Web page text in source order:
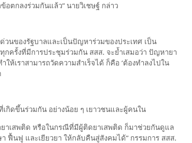
ตกลงร่วมกันแล้ว” นายวิเชษฐ์ กล่าว
วนของรัฐบาลและเป็นปัญหาร่วมของประเทศ เป็น
ครั้งที่มีการประชุมร่วมกัน สสส. จะย้ำเสมอว่า ปัญหายา
ห้เราสามารถวัดความสำเร็จได้ ก็คือ ‘ต้องทำลงไปใน
เกิดขึ้นร่วมกัน อย่างน้อย ๆ เยาวชนและผู้คนใน
าเสพติด หรือในกรณีที่มีผู้ติดยาเสพติด ก็มาช่วยกันดูแล
ฟื้นฟู และเยียวยา ให้กลับคืนสู่สังคมได้” กรรมการ สสส.